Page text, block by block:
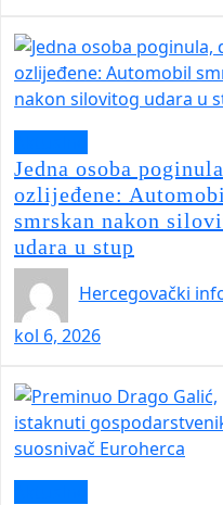
Jedna osoba
ozlijeđene:
smrskan nakon
udara u stup
Hercegovački
kol 6, 2026